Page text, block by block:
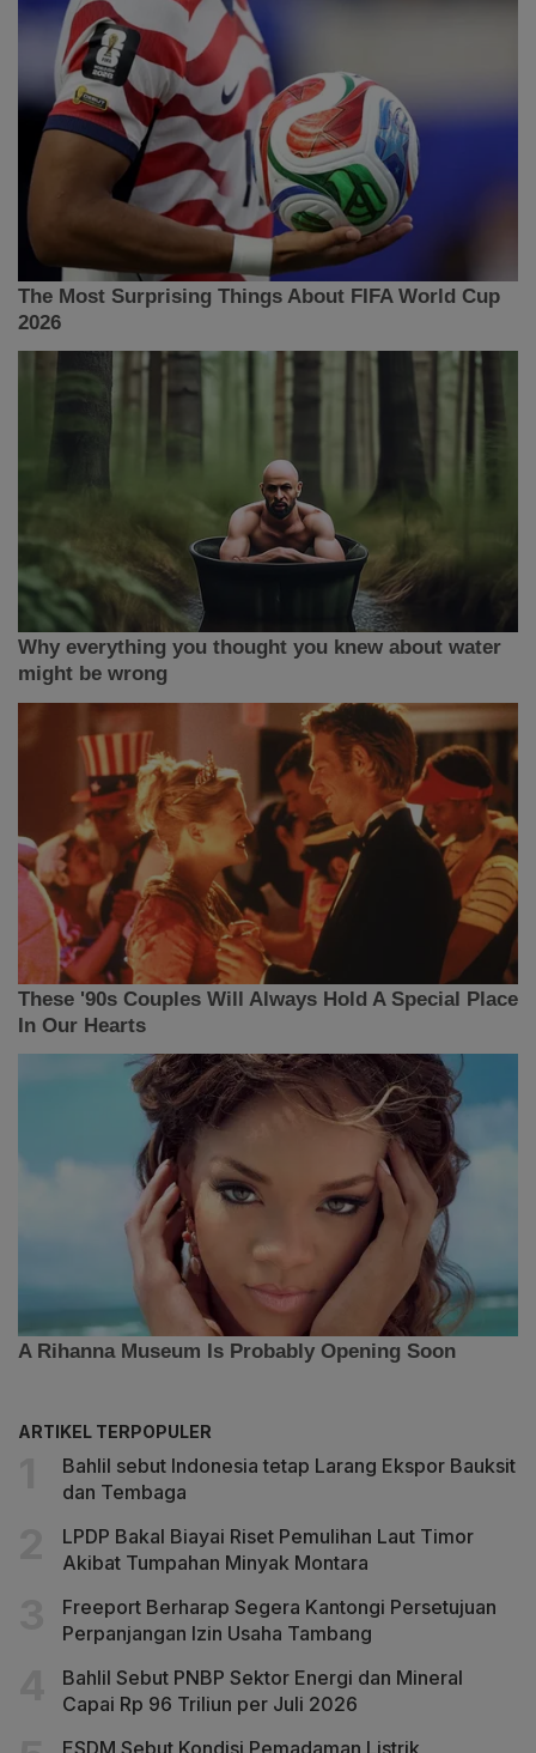
ARTIKEL TERPOPULER
Bahlil sebut Indonesia tetap Larang Ekspor Bauksit
dan Tembaga
LPDP Bakal Biayai Riset Pemulihan Laut Timor
Akibat Tumpahan Minyak Montara
Freeport Berharap Segera Kantongi Persetujuan
Perpanjangan Izin Usaha Tambang
Bahlil Sebut PNBP Sektor Energi dan Mineral
Capai Rp 96 Triliun per Juli 2026
ESDM Sebut Kondisi Pemadaman Listrik